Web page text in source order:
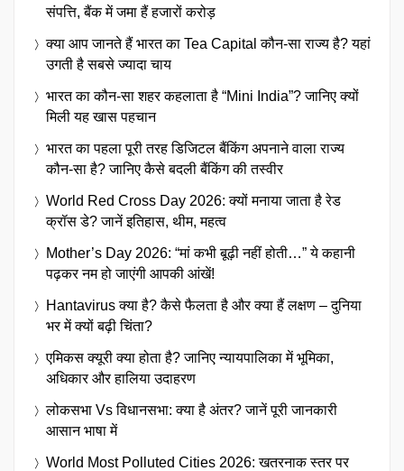
संपत्ति, बैंक में जमा हैं हजारों करोड़
क्या आप जानते हैं भारत का Tea Capital कौन-सा राज्य है? यहां
उगती है सबसे ज्यादा चाय
भारत का कौन-सा शहर कहलाता है “Mini India”? जानिए क्यों
मिली यह खास पहचान
भारत का पहला पूरी तरह डिजिटल बैंकिंग अपनाने वाला राज्य
कौन-सा है? जानिए कैसे बदली बैंकिंग की तस्वीर
World Red Cross Day 2026: क्यों मनाया जाता है रेड
क्रॉस डे? जानें इतिहास, थीम, महत्व
Mother’s Day 2026: “मां कभी बूढ़ी नहीं होती…” ये कहानी
पढ़कर नम हो जाएंगी आपकी आंखें!
Hantavirus क्या है? कैसे फैलता है और क्या हैं लक्षण – दुनिया
भर में क्यों बढ़ी चिंता?
एमिकस क्यूरी क्या होता है? जानिए न्यायपालिका में भूमिका,
अधिकार और हालिया उदाहरण
लोकसभा Vs विधानसभा: क्या है अंतर? जानें पूरी जानकारी
आसान भाषा में
World Most Polluted Cities 2026: खतरनाक स्तर पर